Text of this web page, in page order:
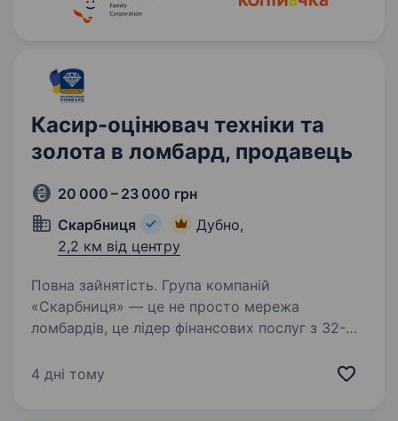
Касир-оцінювач техніки та
золота в ломбард, продавець
20 000 – 23 000 грн
Скарбниця
Дубно,
2,2 км від центру
Повна зайнятість. Група компаній
«Скарбниця» — це не просто мережа
ломбардів, це лідер фінансових послуг з 32-
Україні: понад 400 відділень у 97 містах, і
4 дні тому